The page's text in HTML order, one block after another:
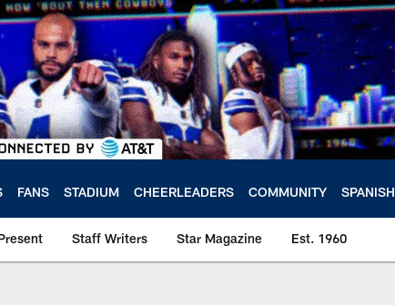
FANS STADIUM CHEERLEADERS COMMUNITY SPANISH
Staff Writers Star Magazine Est. 1960